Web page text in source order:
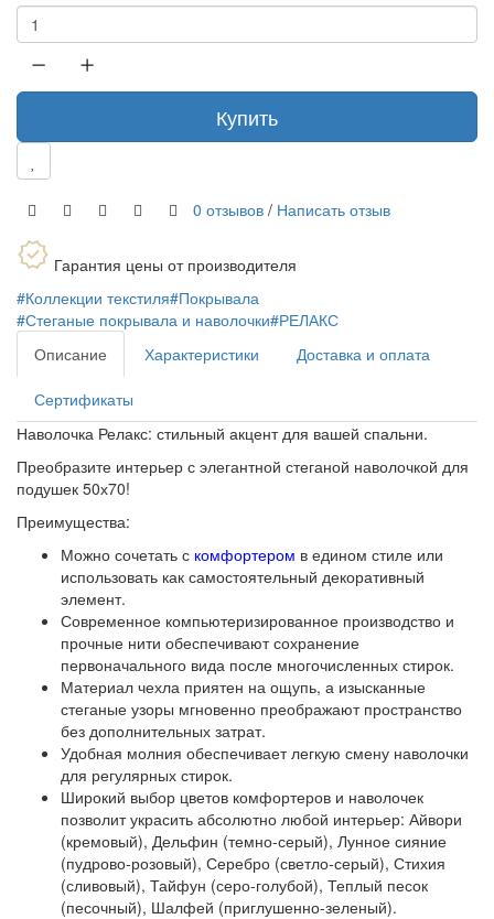
Купить
0 отзывов / Написать отзыв
Гарантия цены от производителя
#Коллекции текстиля#Покрывала
#Стеганые покрывала и наволочки#РЕЛАКС
Описание
Характеристики Доставка и оплата
Сертификаты
Наволочка Релакс: стильный акцент для вашей спальни.
Преобразите интерьер с элегантной стеганой наволочкой для
подушек 50х70!
Преимущества:
Можно сочетать с комфортером в едином стиле или
использовать как самостоятельный декоративный
элемент.
Современное компьютеризированное производство и
прочные нити обеспечивают сохранение
первоначального вида после многочисленных стирок.
Материал чехла приятен на ощупь, а изысканные
стеганые узоры мгновенно преображают пространство
без дополнительных затрат.
Удобная молния обеспечивает легкую смену наволочки
для регулярных стирок.
Широкий выбор цветов комфортеров и наволочек
позволит украсить абсолютно любой интерьер: Айвори
(кремовый), Дельфин (темно-серый), Лунное сияние
(пудрово-розовый), Серебро (светло-серый), Стихия
(сливовый), Тайфун (серо-голубой), Теплый песок
(песочный), Шалфей (приглушенно-зеленый).